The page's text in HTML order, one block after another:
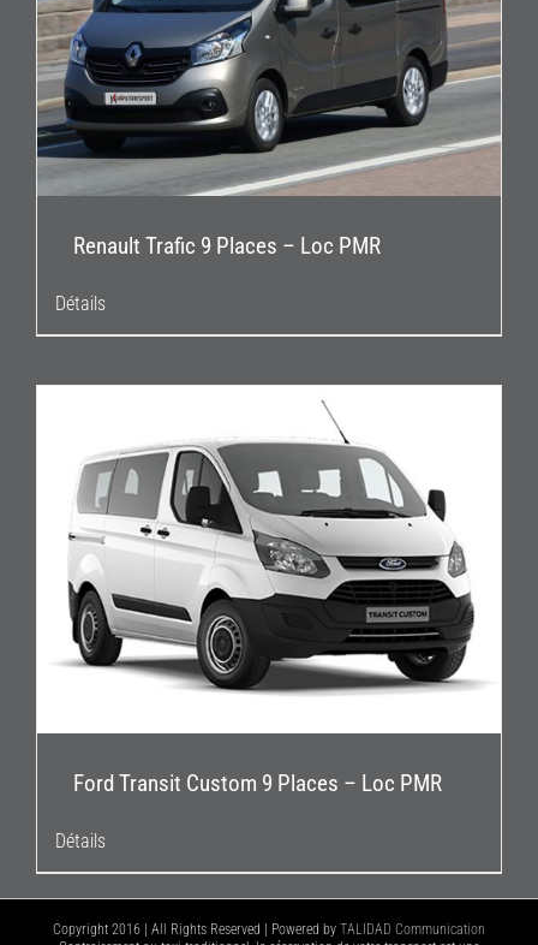
Renault Trafic 9 Places – Loc PMR
Détails
Ford Transit Custom 9 Places – Loc PMR
Détails
Copyright 2016 | All Rights Reserved | Powered by TALIDAD Communication